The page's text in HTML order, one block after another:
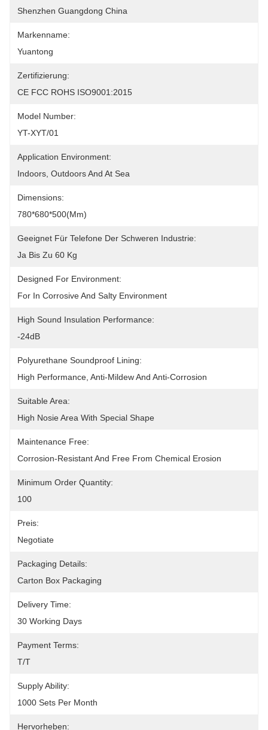
Shenzhen Guangdong China
Markenname:
Yuantong
Zertifizierung:
CE FCC ROHS ISO9001:2015
Model Number:
YT-XYT/01
Application Environment:
Indoors, Outdoors And At Sea
Dimensions:
780*680*500(mm)
Geeignet Für Telefone Der Schweren Industrie:
Ja Bis Zu 60 Kg
Designed For Environment:
For In Corrosive And Salty Environment
High Sound Insulation Performance:
-24dB
Polyurethane Soundproof Lining:
High Performance, Anti-Mildew And Anti-Corrosion
Suitable Area:
High Nosie Area With Special Shape
Maintenance Free:
Corrosion-Resistant And Free From Chemical Erosion
Minimum Order Quantity:
100
Preis:
Negotiate
Packaging Details:
Carton Box Packaging
Delivery Time:
30 Working Days
Payment Terms:
T/T
Supply Ability:
1000 Sets Per Month
Hervorheben: